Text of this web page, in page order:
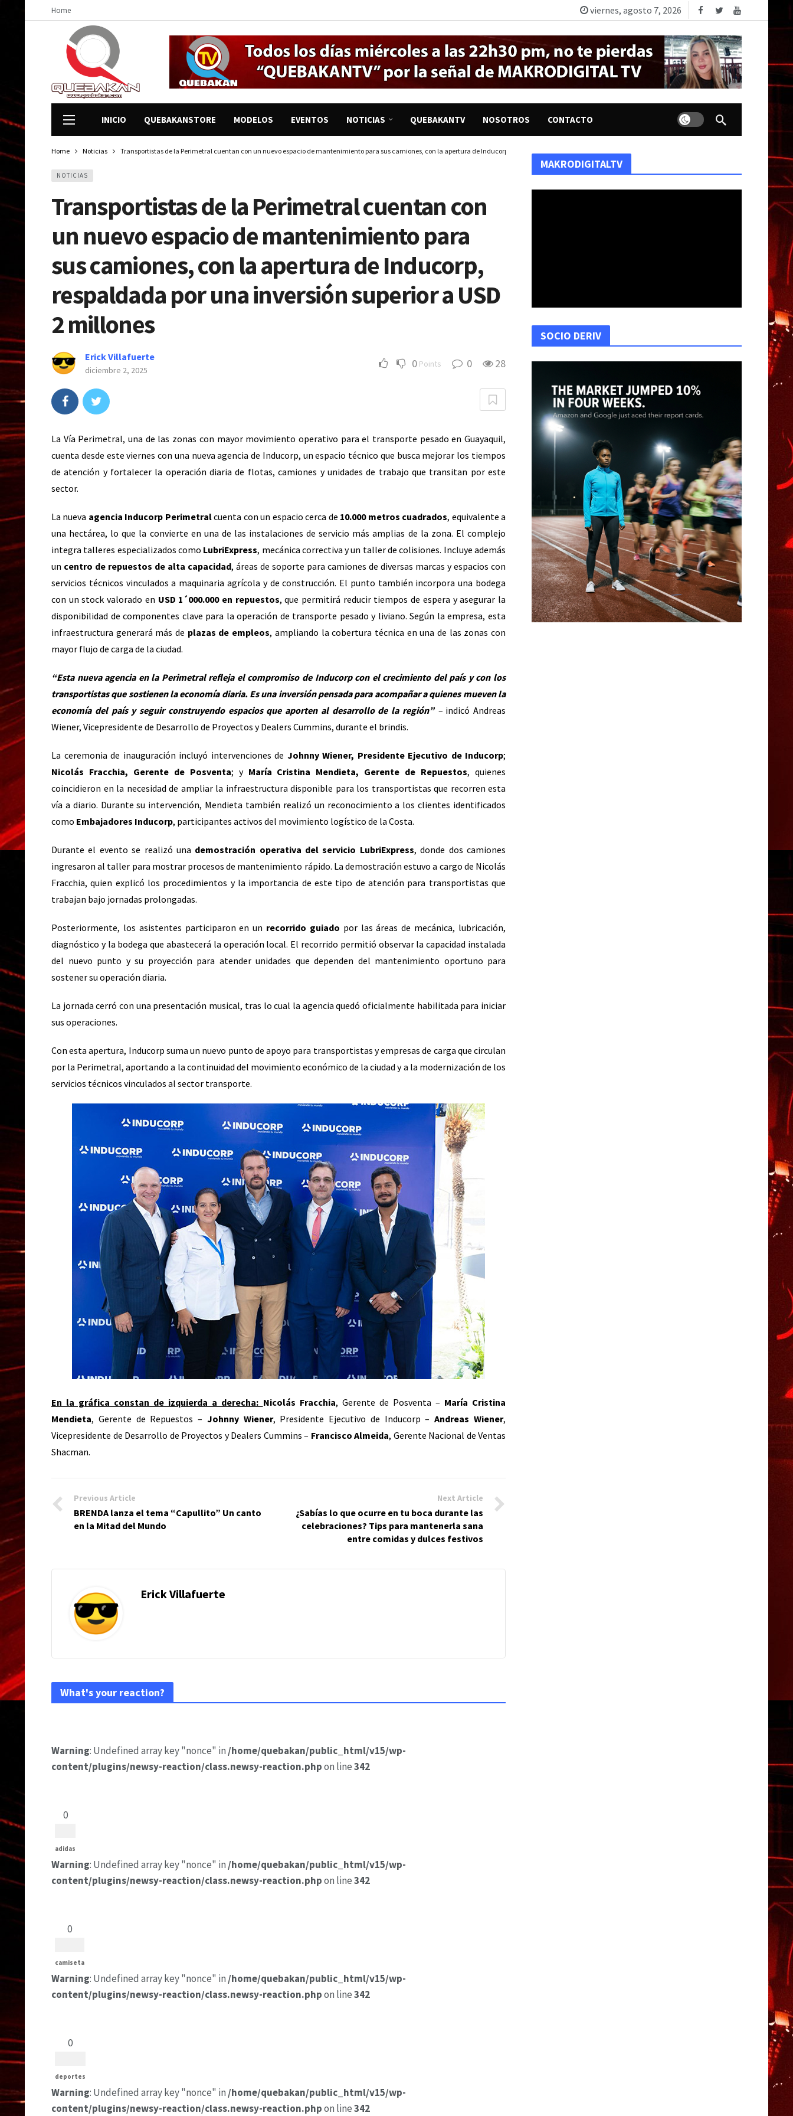
Home viernes, agosto 7, 2026
INICIO QUEBAKANSTORE MODELOS EVENTOS NOTICIAS QUEBAKANTV NOSOTROS CONTACTO Dark mode
Home Noticias Transportistas de la Perimetral cuentan con un nuevo espacio de mantenimiento para sus camiones, con la apertura de Inducorp, respaldada por una inversión superior a USD 2 millones
NOTICIAS
Transportistas de la Perimetral cuentan con
un nuevo espacio de mantenimiento para
sus camiones, con la apertura de Inducorp,
respaldada por una inversión superior a USD
2 millones
Erick Villafuerte
diciembre 2, 2025 0 Points 0 28
La Vía Perimetral, una de las zonas con mayor movimiento operativo para el transporte pesado en Guayaquil,
cuenta desde este viernes con una nueva agencia de Inducorp, un espacio técnico que busca mejorar los tiempos
de atención y fortalecer la operación diaria de flotas, camiones y unidades de trabajo que transitan por este
sector.
La nueva agencia Inducorp Perimetralcuenta con un espacio cerca de 10.000 metros cuadrados, equivalente a
una hectárea, lo que la convierte en una de las instalaciones de servicio más amplias de la zona. El complejo
integra talleres especializados como LubriExpress, mecánica correctiva y un taller de colisiones. Incluye además
un centro de repuestos de alta capacidad, áreas de soporte para camiones de diversas marcas y espacios con
servicios técnicos vinculados a maquinaria agrícola y de construcción. El punto también incorpora una bodega
con un stock valorado en USD 1´000.000 en repuestos, que permitirá reducir tiempos de espera y asegurar la
disponibilidad de componentes clave para la operación de transporte pesado y liviano. Según la empresa, esta
infraestructura generará más de plazas de empleos, ampliando la cobertura técnica en una de las zonas con
mayor flujo de carga de la ciudad.
“Esta nueva agencia en la Perimetral refleja el compromiso de Inducorp con el crecimiento del país y con los
transportistas que sostienen la economía diaria. Es una inversión pensada para acompañar a quienes mueven la
economía del país y seguir construyendo espacios que aporten al desarrollo de la región”– indicó Andreas
Wiener, Vicepresidente de Desarrollo de Proyectos y Dealers Cummins, durante el brindis.
La ceremonia de inauguración incluyó intervenciones de Johnny Wiener, Presidente Ejecutivo de Inducorp;
Nicolás Fracchia, Gerente de Posventa; y María Cristina Mendieta, Gerente de Repuestos, quienes
coincidieron en la necesidad de ampliar la infraestructura disponible para los transportistas que recorren esta
vía a diario. Durante su intervención, Mendieta también realizó un reconocimiento a los clientes identificados
como Embajadores Inducorp, participantes activos del movimiento logístico de la Costa.
Durante el evento se realizó una demostración operativa del servicio LubriExpress, donde dos camiones
ingresaron al taller para mostrar procesos de mantenimiento rápido. La demostración estuvo a cargo de Nicolás
Fracchia, quien explicó los procedimientos y la importancia de este tipo de atención para transportistas que
trabajan bajo jornadas prolongadas.
Posteriormente, los asistentes participaron en un recorrido guiado por las áreas de mecánica, lubricación,
diagnóstico y la bodega que abastecerá la operación local. El recorrido permitió observar la capacidad instalada
del nuevo punto y su proyección para atender unidades que dependen del mantenimiento oportuno para
sostener su operación diaria.
La jornada cerró con una presentación musical, tras lo cual la agencia quedó oficialmente habilitada para iniciar
sus operaciones.
Con esta apertura, Inducorp suma un nuevo punto de apoyo para transportistas y empresas de carga que circulan
por la Perimetral, aportando a la continuidad del movimiento económico de la ciudad y a la modernización de los
servicios técnicos vinculados al sector transporte.
En la gráfica constan de izquierda a derecha: Nicolás Fracchia, Gerente de Posventa – María Cristina
Mendieta, Gerente de Repuestos – Johnny Wiener, Presidente Ejecutivo de Inducorp –Andreas Wiener,
Vicepresidente de Desarrollo de Proyectos y Dealers Cummins – Francisco Almeida, Gerente Nacional de Ventas
Shacman.
Previous Article
BRENDA lanza el tema “Capullito” Un canto
en la Mitad del Mundo
Next Article
¿Sabías lo que ocurre en tu boca durante las
celebraciones? Tips para mantenerla sana
entre comidas y dulces festivos
Erick Villafuerte
What's your reaction?
Warning: Undefined array key "nonce" in /home/quebakan/public_html/v15/wp-
content/plugins/newsy-reaction/class.newsy-reaction.phpon line342
0
adidas
Warning: Undefined array key "nonce" in /home/quebakan/public_html/v15/wp-
content/plugins/newsy-reaction/class.newsy-reaction.phpon line342
0
camiseta
Warning: Undefined array key "nonce" in /home/quebakan/public_html/v15/wp-
content/plugins/newsy-reaction/class.newsy-reaction.phpon line342
0
deportes
Warning: Undefined array key "nonce" in /home/quebakan/public_html/v15/wp-
content/plugins/newsy-reaction/class.newsy-reaction.phpon line342
MAKRODIGITALTV
SOCIO DERIV